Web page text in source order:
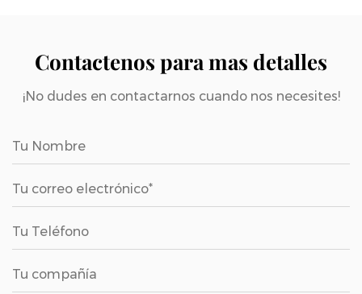
Contactenos para mas detalles
¡No dudes en contactarnos cuando nos necesites!